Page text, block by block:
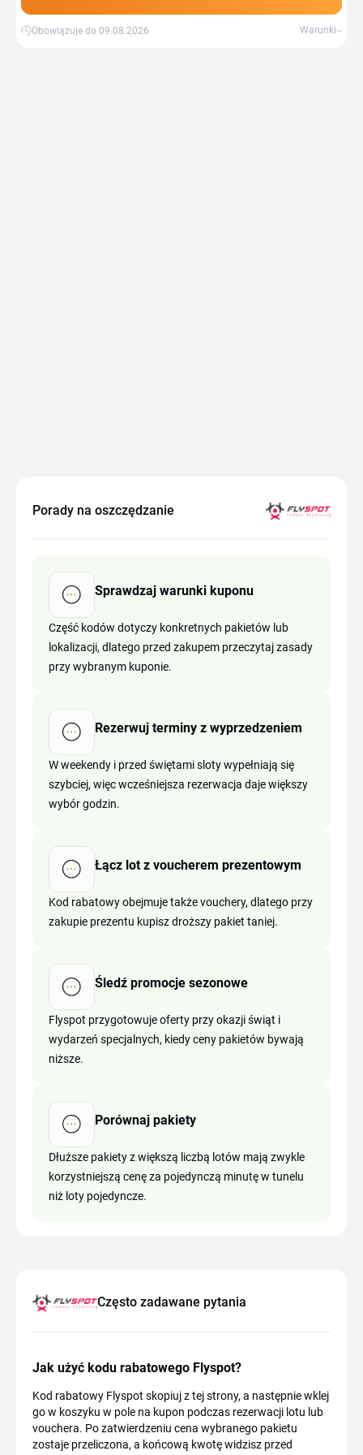
Obowiązuje do 09.08.2026 Warunki
Porady na oszczędzanie
Sprawdzaj warunki kuponu
Część kodów dotyczy konkretnych pakietów lub
lokalizacji, dlatego przed zakupem przeczytaj zasady
przy wybranym kuponie.
Rezerwuj terminy z wyprzedzeniem
W weekendy i przed świętami sloty wypełniają się
szybciej, więc wcześniejsza rezerwacja daje większy
wybór godzin.
Łącz lot z voucherem prezentowym
Kod rabatowy obejmuje także vouchery, dlatego przy
zakupie prezentu kupisz droższy pakiet taniej.
Śledź promocje sezonowe
Flyspot przygotowuje oferty przy okazji świąt i
wydarzeń specjalnych, kiedy ceny pakietów bywają
niższe.
Porównaj pakiety
Dłuższe pakiety z większą liczbą lotów mają zwykle
korzystniejszą cenę za pojedynczą minutę w tunelu
niż loty pojedyncze.
Często zadawane pytania
Jak użyć kodu rabatowego Flyspot?
Kod rabatowy Flyspot skopiuj z tej strony, a następnie wklej
go w koszyku w pole na kupon podczas rezerwacji lotu lub
vouchera. Po zatwierdzeniu cena wybranego pakietu
zostaje przeliczona, a końcową kwotę widzisz przed